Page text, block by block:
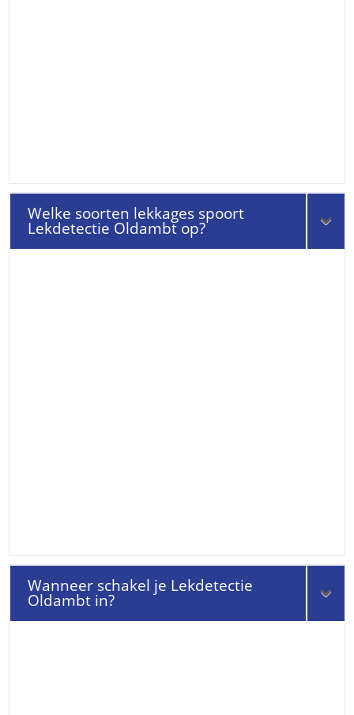
Welke soorten lekkages spoort
Lekdetectie Oldambt op?
Wanneer schakel je Lekdetectie
Oldambt in?